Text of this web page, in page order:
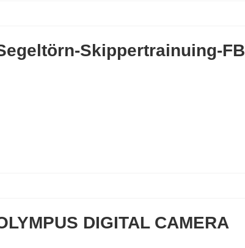
Skippertrainuing-
DIGITAL CAMERA